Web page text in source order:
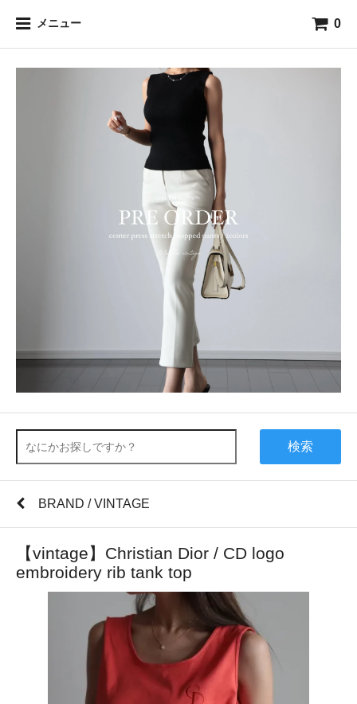
メニュー 0
検索
BRAND / VINTAGE
【vintage】Christian Dior / CD logo
embroidery rib tank top